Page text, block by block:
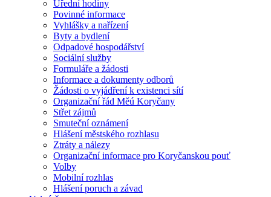
Úřední hodiny
Povinné informace
Vyhlášky a nařízení
Byty a bydlení
Odpadové hospodářství
Sociální služby
Formuláře a žádosti
Informace a dokumenty odborů
Žádosti o vyjádření k existenci sítí
Organizační řád Měú Koryčany
Střet zájmů
Smuteční oznámení
Hlášení městského rozhlasu
Ztráty a nálezy
Organizační informace pro Koryčanskou pouť
Volby
Mobilní rozhlas
Hlášení poruch a závad